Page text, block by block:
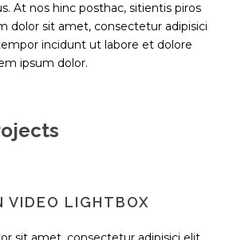
At nos hinc posthac, sitientis piros
dolor sit amet, consectetur adipisici
incidunt ut labore et dolore
ipsum dolor.
VIDEO LIGHTBOX